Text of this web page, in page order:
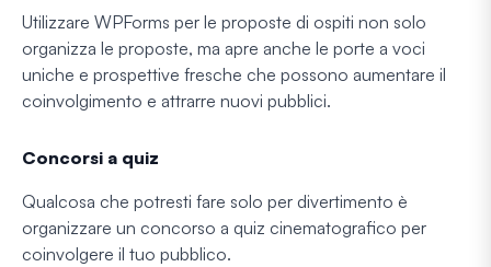
Utilizzare WPForms per le proposte di ospiti non solo
organizza le proposte, ma apre anche le porte a voci
uniche e prospettive fresche che possono aumentare il
coinvolgimento e attrarre nuovi pubblici.
Concorsi a quiz
Qualcosa che potresti fare solo per divertimento è
organizzare un concorso a quiz cinematografico per
coinvolgere il tuo pubblico.